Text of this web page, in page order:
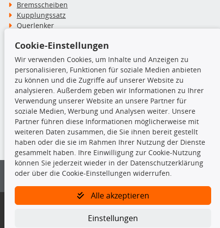
Bremsscheiben
Kupplungssatz
Querlenker
Stoßdämpfer
TecDoc Inside
Die hier angezeigten Daten insbesondere die gesamte Datenbank dürfen
nicht kopiert werden.
Es ist zu unterlassen, die Daten oder die gesamte Datenbank ohne
vorherige Zustimmung von TecDoc zu vervielfältigen, zu verbreiten
und/oder diese Handlungen durch Dritte ausführen zu lassen. Ein
Bitte prüfen Sie, ob das über unseren Onlineshop identifizierte Ersatzteil
Gegebenenfalls sind ergänzende Informationen notwendig, um
Cookie-Einstellungen
Wir verwenden Cookies, um Inhalte und Anzeigen zu
personalisieren, Funktionen für soziale Medien anbieten
zu können und die Zugriffe auf unserer Website zu
analysieren. Außerdem geben wir Informationen zu Ihrer
Verwendung unserer Website an unsere Partner für
soziale Medien, Werbung und Analysen weiter. Unsere
Partner führen diese Informationen möglicherweise mit
weiteren Daten zusammen, die Sie ihnen bereit gestellt
haben oder die sie im Rahmen Ihrer Nutzung der Dienste
gesammelt haben. Ihre Einwilligung zur Cookie-Nutzung
können Sie jederzeit wieder in der Datenschutzerklärung
oder über die Cookie-Einstellungen widerrufen.
Alle akzeptieren
Einstellungen